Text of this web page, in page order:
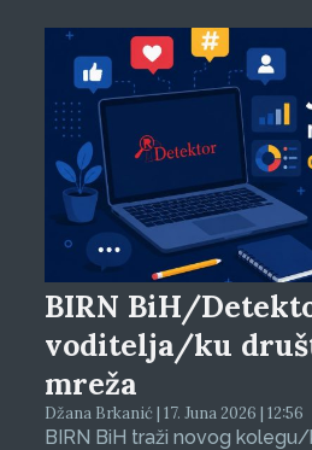
BIRN BiH/
voditelja/ku
mreža
Džana Brkanić | 17. Juna 2026 | 12:56
BIRN BiH traži novog